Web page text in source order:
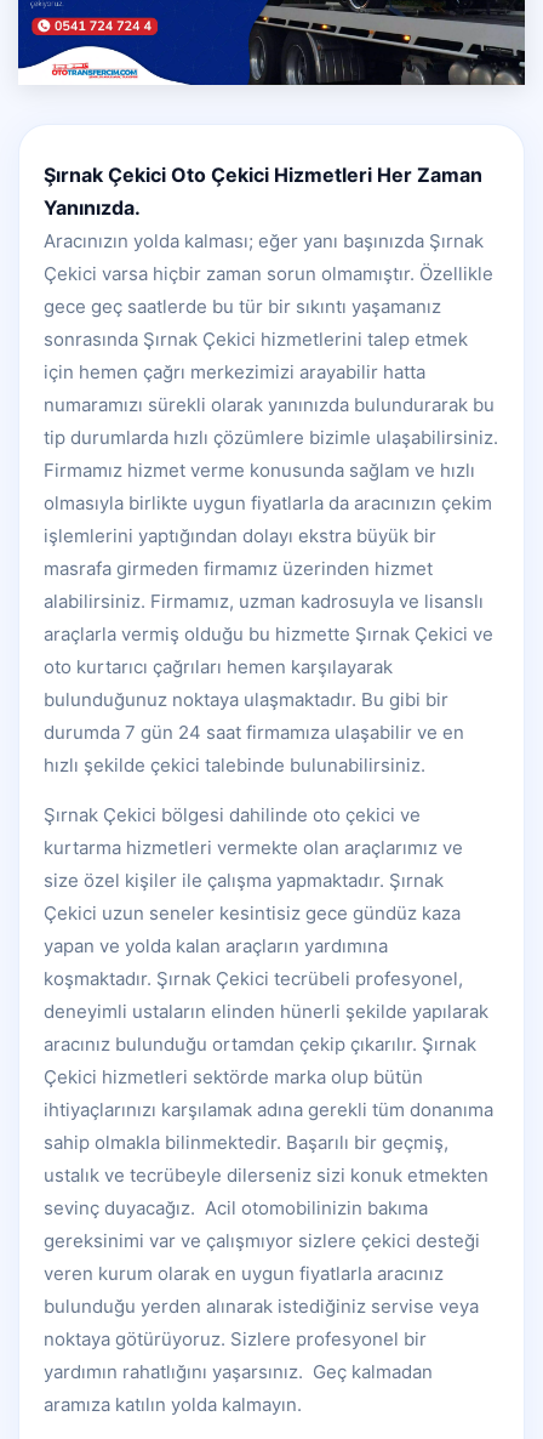
Şırnak Çekici Oto Çekici Hizmetleri Her Zaman
Yanınızda.
Aracınızın yolda kalması; eğer yanı başınızda Şırnak
Çekici varsa hiçbir zaman sorun olmamıştır. Özellikle
gece geç saatlerde bu tür bir sıkıntı yaşamanız
sonrasında Şırnak Çekici hizmetlerini talep etmek
için hemen çağrı merkezimizi arayabilir hatta
numaramızı sürekli olarak yanınızda bulundurarak bu
tip durumlarda hızlı çözümlere bizimle ulaşabilirsiniz.
Firmamız hizmet verme konusunda sağlam ve hızlı
olmasıyla birlikte uygun fiyatlarla da aracınızın çekim
işlemlerini yaptığından dolayı ekstra büyük bir
masrafa girmeden firmamız üzerinden hizmet
alabilirsiniz. Firmamız, uzman kadrosuyla ve lisanslı
araçlarla vermiş olduğu bu hizmette Şırnak Çekici ve
oto kurtarıcı çağrıları hemen karşılayarak
bulunduğunuz noktaya ulaşmaktadır. Bu gibi bir
durumda 7 gün 24 saat firmamıza ulaşabilir ve en
hızlı şekilde çekici talebinde bulunabilirsiniz.
Şırnak Çekici bölgesi dahilinde oto çekici ve
kurtarma hizmetleri vermekte olan araçlarımız ve
size özel kişiler ile çalışma yapmaktadır. Şırnak
Çekici uzun seneler kesintisiz gece gündüz kaza
yapan ve yolda kalan araçların yardımına
koşmaktadır. Şırnak Çekici tecrübeli profesyonel,
deneyimli ustaların elinden hünerli şekilde yapılarak
aracınız bulunduğu ortamdan çekip çıkarılır. Şırnak
Çekici hizmetleri sektörde marka olup bütün
ihtiyaçlarınızı karşılamak adına gerekli tüm donanıma
sahip olmakla bilinmektedir. Başarılı bir geçmiş,
ustalık ve tecrübeyle dilerseniz sizi konuk etmekten
sevinç duyacağız. Acil otomobilinizin bakıma
gereksinimi var ve çalışmıyor sizlere çekici desteği
veren kurum olarak en uygun fiyatlarla aracınız
bulunduğu yerden alınarak istediğiniz servise veya
noktaya götürüyoruz. Sizlere profesyonel bir
yardımın rahatlığını yaşarsınız. Geç kalmadan
aramıza katılın yolda kalmayın.